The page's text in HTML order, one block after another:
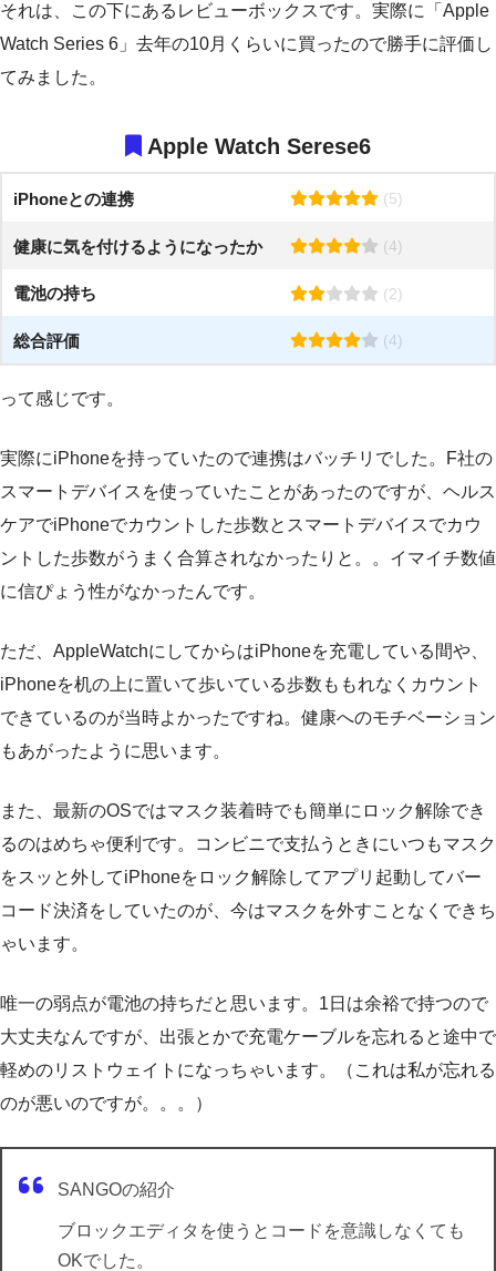
それは、この下にあるレビューボックスです。実際に「Apple
Watch Series 6」去年の10月くらいに買ったので勝手に評価し
てみました。
Apple Watch Serese6
iPhoneとの連携 (5)
健康に気を付けるようになったか (4)
電池の持ち (2)
総合評価 (4)
って感じです。
実際にiPhoneを持っていたので連携はバッチリでした。F社の
スマートデバイスを使っていたことがあったのですが、ヘルス
ケアでiPhoneでカウントした歩数とスマートデバイスでカウ
ントした歩数がうまく合算されなかったりと。。イマイチ数値
に信ぴょう性がなかったんです。
ただ、AppleWatchにしてからはiPhoneを充電している間や、
iPhoneを机の上に置いて歩いている歩数ももれなくカウント
できているのが当時よかったですね。健康へのモチベーション
もあがったように思います。
また、最新のOSではマスク装着時でも簡単にロック解除でき
るのはめちゃ便利です。コンビニで支払うときにいつもマスク
をスッと外してiPhoneをロック解除してアプリ起動してバー
コード決済をしていたのが、今はマスクを外すことなくできち
ゃいます。
唯一の弱点が電池の持ちだと思います。1日は余裕で持つので
大丈夫なんですが、出張とかで充電ケーブルを忘れると途中で
軽めのリストウェイトになっちゃいます。（これは私が忘れる
のが悪いのですが。。。）
SANGOの紹介
ブロックエディタを使うとコードを意識しなくても
OKでした。